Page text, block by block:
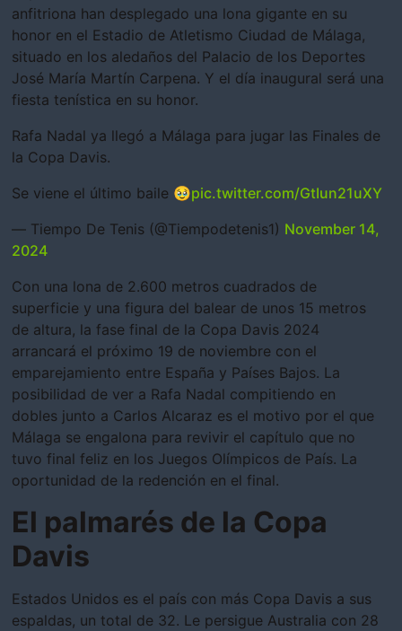
anfitriona han desplegado una lona gigante en su
honor en el Estadio de Atletismo Ciudad de Málaga,
situado en los aledaños del Palacio de los Deportes
José María Martín Carpena. Y el día inaugural será una
fiesta tenística en su honor.
Rafa Nadal ya llegó a Málaga para jugar las Finales de
la Copa Davis.
Se viene el último baile 🥹pic.twitter.com/GtIun21uXY
— Tiempo De Tenis (@Tiempodetenis1) November 14,
2024
Con una lona de 2.600 metros cuadrados de
superficie y una figura del balear de unos 15 metros
de altura, la fase final de la Copa Davis 2024
arrancará el próximo 19 de noviembre con el
emparejamiento entre España y Países Bajos. La
posibilidad de ver a Rafa Nadal compitiendo en
dobles junto a Carlos Alcaraz es el motivo por el que
Málaga se engalona para revivir el capítulo que no
tuvo final feliz en los Juegos Olímpicos de País. La
oportunidad de la redención en el final.
El palmarés de la Copa
Davis
Estados Unidos es el país con más Copa Davis a sus
espaldas, un total de 32. Le persigue Australia con 28